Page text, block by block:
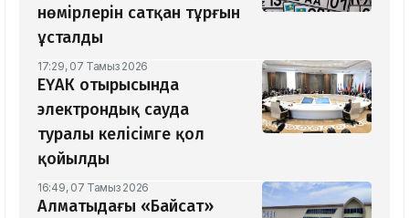
нөмірлерін сатқан тұрғын
ұсталды
17:29, 07 Тамыз 2026
ЕҮАК отырысында
электрондық сауда
туралы келісімге қол
қойылды
16:49, 07 Тамыз 2026
Алматыдағы «Байсат»